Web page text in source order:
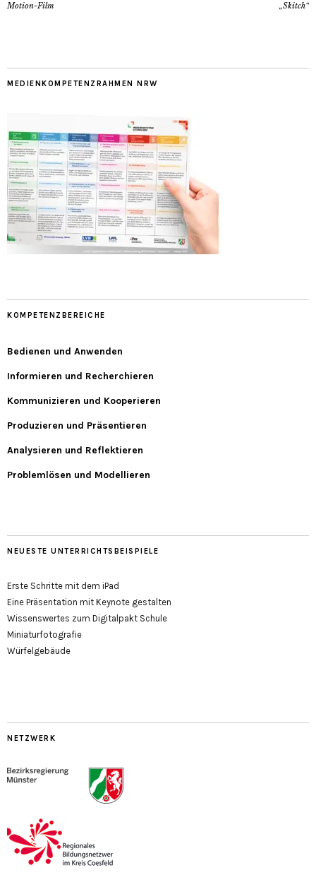
Motion-Film
„Skitch“
MEDIENKOMPETENZRAHMEN NRW
KOMPETENZBEREICHE
Bedienen und Anwenden
Informieren und Recherchieren
Kommunizieren und Kooperieren
Produzieren und Präsentieren
Analysieren und Reflektieren
Problemlösen und Modellieren
NEUESTE UNTERRICHTSBEISPIELE
Erste Schritte mit dem iPad
Eine Präsentation mit Keynote gestalten
Wissenswertes zum Digitalpakt Schule
Miniaturfotografie
Würfelgebäude
NETZWERK